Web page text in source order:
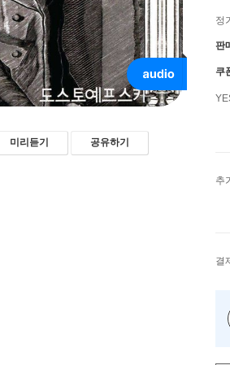
미리듣기 공유하기
정
판
쿠
추
결